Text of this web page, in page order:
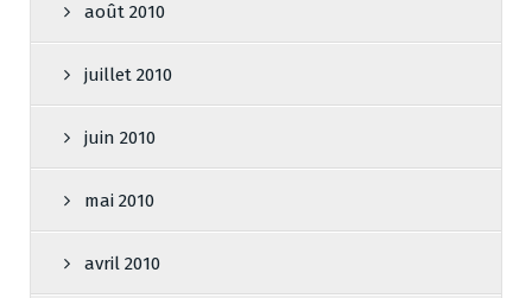
août 2010
juillet 2010
juin 2010
mai 2010
avril 2010